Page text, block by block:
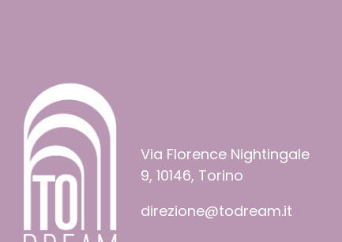
Via Florence Nightingale
9, 10146, Torino
direzione@todream.it